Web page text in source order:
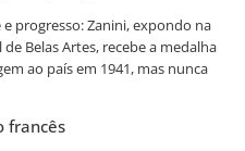
progresso: Zanini, expondo na
Belas Artes, recebe a medalha
ao país em 1941, mas nunca
francês